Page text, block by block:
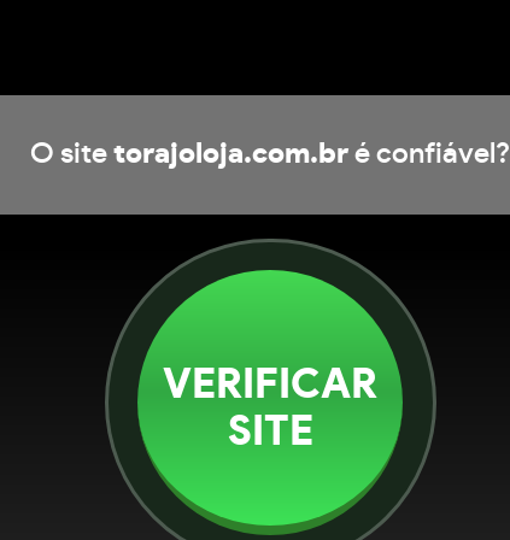
O site torajoloja.com.br é confiável?
VERIFICAR
SITE